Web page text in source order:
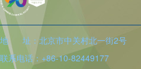
地 址：北京市中关村北一街2号
联系电话：+86-10-82449177